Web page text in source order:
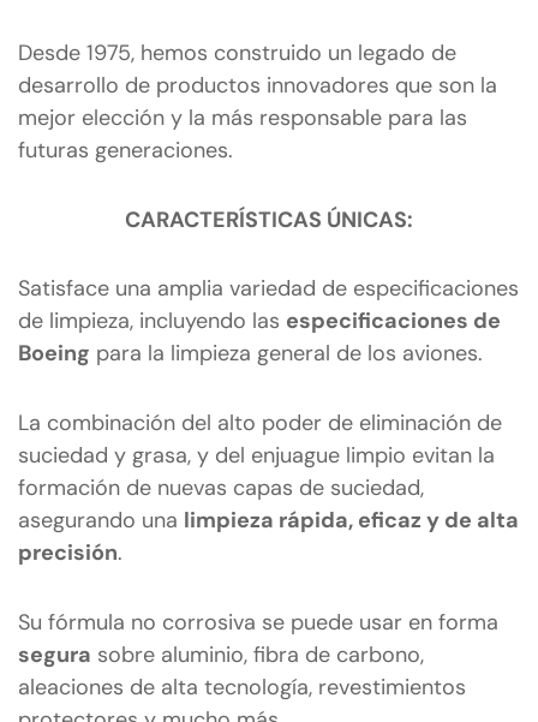
Desde 1975, hemos construido un legado de
desarrollo de productos innovadores que son la
mejor elección y la más responsable para las
futuras generaciones.
CARACTERÍSTICAS ÚNICAS:
Satisface una amplia variedad de especificaciones
de limpieza, incluyendo las especificaciones de
Boeing para la limpieza general de los aviones.
La combinación del alto poder de eliminación de
suciedad y grasa, y del enjuague limpio evitan la
formación de nuevas capas de suciedad,
asegurando una limpieza rápida, eficaz y de alta
precisión.
Su fórmula no corrosiva se puede usar en forma
segura sobre aluminio, fibra de carbono,
aleaciones de alta tecnología, revestimientos